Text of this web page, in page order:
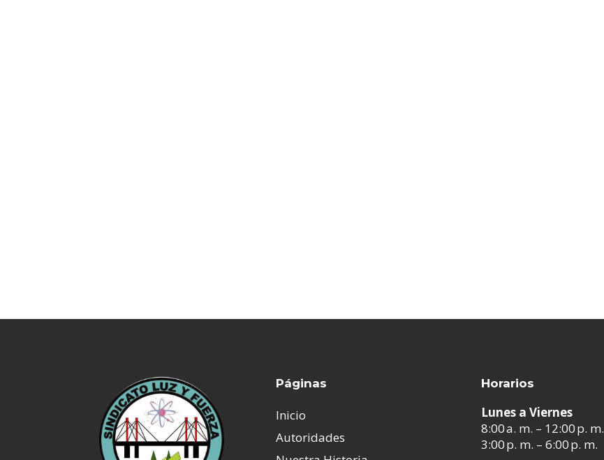
Páginas
Inicio
Autoridades
Horarios
Lunes a Viernes
8:00 a. m. – 12:00 p. m.
3:00 p. m. – 6:00 p. m.